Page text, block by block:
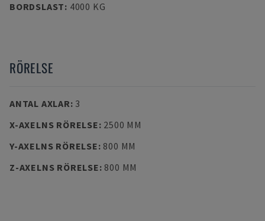
BORDSLAST: 4000 KG
RÖRELSE
ANTAL AXLAR: 3
X-AXELNS RÖRELSE: 2500 MM
Y-AXELNS RÖRELSE: 800 MM
Z-AXELNS RÖRELSE: 800 MM